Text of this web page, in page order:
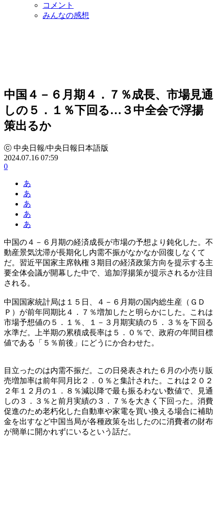
コメント
みんなの感想
中国４－６月期４．７％成長、市場見通
しの５．１％下回る…３中全会で浮揚
策出るか
ⓒ 中央日報/中央日報日本語版
2024.07.16 07:59
0
あ
あ
あ
あ
あ
中国の４－６月期の経済成長が市場の予想より鈍化した。不
動産景気沈滞が長期化し内需不振がなかなか回復しなくて
だ。習近平国家主席執権３期目の経済政策方向を提示する主
要全体会議が開幕した中で、追加浮揚策が提示されるか注目
される。
中国国家統計局は１５日、４－６月期の国内総生産（ＧＤ
Ｐ）が前年同期比４．７％増加したと明らかにした。これは
市場予想値の５．１％、１－３月期実績の５．３％を下回る
水準だ。上半期の累積成長率は５．０％で、政府の年間目標
値である「５％前後」にどうにか合わせた。
目立ったのは内需不振だ。この日発表された６月の小売り販
売増加率は前年同月比２．０％と集計された。これは２０２
２年１２月の１．８％減以降で最も振るわない数値で、見通
しの３．３％と前月実績の３．７％を大きく下回った。消費
促進のため老朽化した自動車や家電を買い換える場合に補助
金を出すなど中国当局が各種政策を出したのに消費者の財布
が簡単に開かれずにいるという話だ。